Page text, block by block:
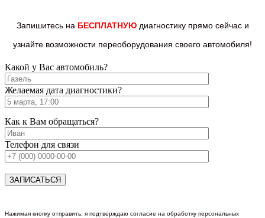
Запишитесь на БЕСПЛАТНУЮдиагностику прямо сейчас и
узнайте возможности переоборудования своего автомобиля!
Какой у Вас автомобиль?
Желаемая дата диагностики?
Как к Вам обращаться?
Телефон для связи
Нажимая кнопку отправить, я подтверждаю согласие на обработку персональных